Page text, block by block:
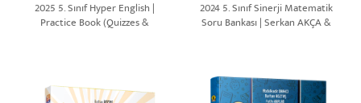
2025 5. Sınıf Hyper English |
Practice Book (Quizzes &
2024 5. Sınıf Sinerji Matematik
Soru Bankası | Serkan AKÇA &